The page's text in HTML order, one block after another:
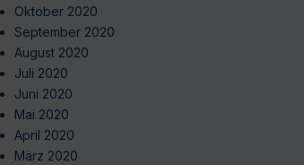
Oktober 2020
September 2020
August 2020
Juli 2020
Juni 2020
Mai 2020
April 2020
März 2020